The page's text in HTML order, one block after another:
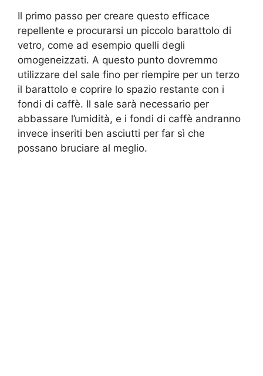
Il primo passo per creare questo efficace
repellente e procurarsi un piccolo barattolo di
vetro, come ad esempio quelli degli
omogeneizzati. A questo punto dovremmo
utilizzare del sale fino per riempire per un terzo
il barattolo e coprire lo spazio restante con i
fondi di caffè. Il sale sarà necessario per
abbassare l’umidità, e i fondi di caffè andranno
invece inseriti ben asciutti per far sì che
possano bruciare al meglio.